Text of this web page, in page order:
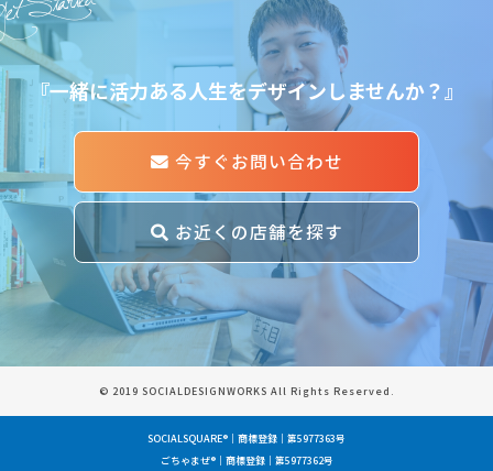
『一緒に活力ある人生をデザインしませんか？』
今すぐお問い合わせ
お近くの店舗を探す
© 2019 SOCIALDESIGNWORKS All Rights Reserved.
SOCIALSQUARE®｜商標登録｜第5977363号
ごちゃまぜ®｜商標登録｜第5977362号